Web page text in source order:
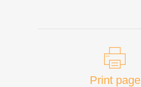
Print page